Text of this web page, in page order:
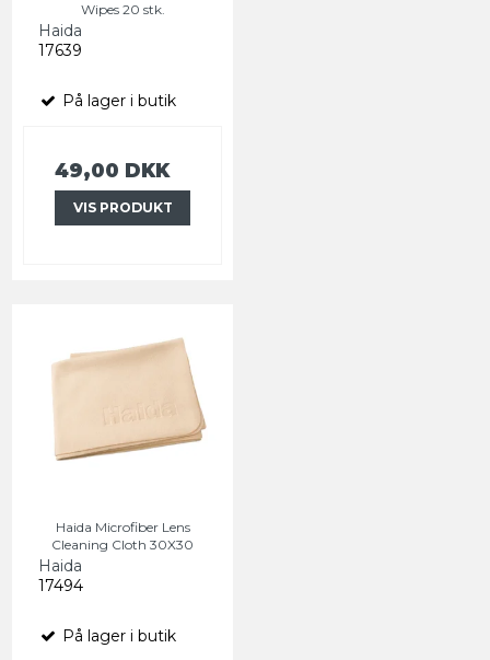
Wipes 20 stk.
Haida
17639
På lager i butik
49,00 DKK
VIS PRODUKT
Haida Microfiber Lens
Cleaning Cloth 30X30
Haida
17494
På lager i butik